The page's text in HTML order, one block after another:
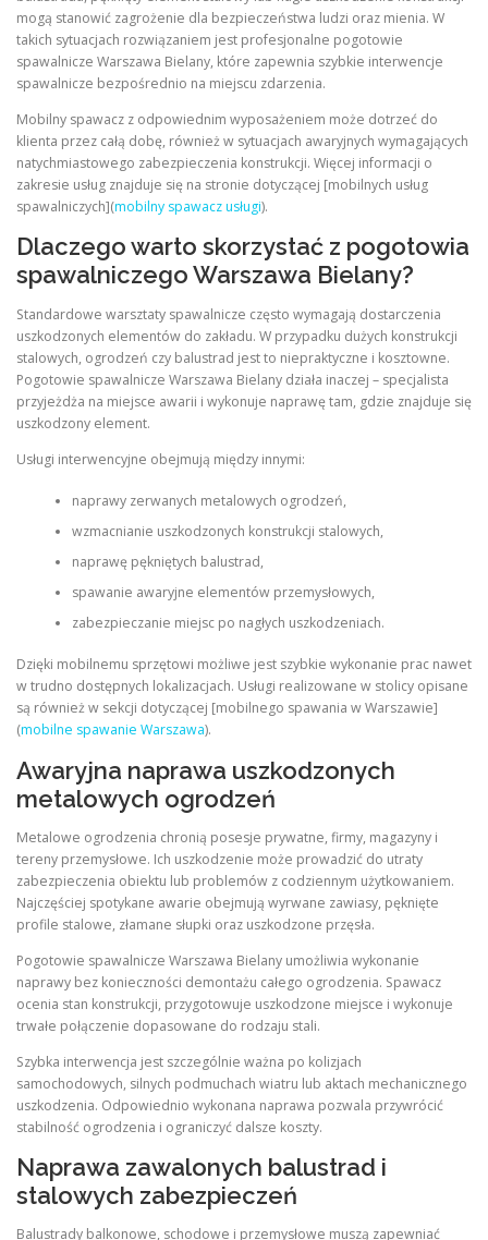
mogą stanowić zagrożenie dla bezpieczeństwa ludzi oraz mienia. W
takich sytuacjach rozwiązaniem jest profesjonalne pogotowie
spawalnicze Warszawa Bielany, które zapewnia szybkie interwencje
spawalnicze bezpośrednio na miejscu zdarzenia.
Mobilny spawacz z odpowiednim wyposażeniem może dotrzeć do
klienta przez całą dobę, również w sytuacjach awaryjnych wymagających
natychmiastowego zabezpieczenia konstrukcji. Więcej informacji o
zakresie usług znajduje się na stronie dotyczącej [mobilnych usług
spawalniczych](mobilny spawacz usługi).
Dlaczego warto skorzystać z pogotowia
spawalniczego Warszawa Bielany?
Standardowe warsztaty spawalnicze często wymagają dostarczenia
uszkodzonych elementów do zakładu. W przypadku dużych konstrukcji
stalowych, ogrodzeń czy balustrad jest to niepraktyczne i kosztowne.
Pogotowie spawalnicze Warszawa Bielany działa inaczej – specjalista
przyjeżdża na miejsce awarii i wykonuje naprawę tam, gdzie znajduje się
uszkodzony element.
Usługi interwencyjne obejmują między innymi:
naprawy zerwanych metalowych ogrodzeń,
wzmacnianie uszkodzonych konstrukcji stalowych,
naprawę pękniętych balustrad,
spawanie awaryjne elementów przemysłowych,
zabezpieczanie miejsc po nagłych uszkodzeniach.
Dzięki mobilnemu sprzętowi możliwe jest szybkie wykonanie prac nawet
w trudno dostępnych lokalizacjach. Usługi realizowane w stolicy opisane
są również w sekcji dotyczącej [mobilnego spawania w Warszawie]
(mobilne spawanie Warszawa).
Awaryjna naprawa uszkodzonych
metalowych ogrodzeń
Metalowe ogrodzenia chronią posesje prywatne, firmy, magazyny i
tereny przemysłowe. Ich uszkodzenie może prowadzić do utraty
zabezpieczenia obiektu lub problemów z codziennym użytkowaniem.
Najczęściej spotykane awarie obejmują wyrwane zawiasy, pęknięte
profile stalowe, złamane słupki oraz uszkodzone przęsła.
Pogotowie spawalnicze Warszawa Bielany umożliwia wykonanie
naprawy bez konieczności demontażu całego ogrodzenia. Spawacz
ocenia stan konstrukcji, przygotowuje uszkodzone miejsce i wykonuje
trwałe połączenie dopasowane do rodzaju stali.
Szybka interwencja jest szczególnie ważna po kolizjach
samochodowych, silnych podmuchach wiatru lub aktach mechanicznego
uszkodzenia. Odpowiednio wykonana naprawa pozwala przywrócić
stabilność ogrodzenia i ograniczyć dalsze koszty.
Naprawa zawalonych balustrad i
stalowych zabezpieczeń
Balustrady balkonowe, schodowe i przemysłowe muszą zapewniać